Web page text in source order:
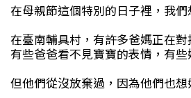
在母親節這個特別的日子裡，我
在臺南輔具村，有許多爸媽正在
有些爸爸看不見寶寶的表情，有
但他們從沒放棄過，因為他們也